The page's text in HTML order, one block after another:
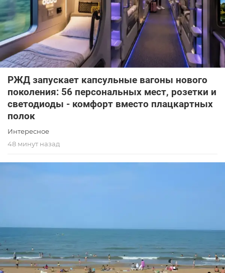
РЖД запускает капсульные вагоны нового
поколения: 56 персональных мест, розетки и
светодиоды - комфорт вместо плацкартных
полок
Интересное
48 минут назад